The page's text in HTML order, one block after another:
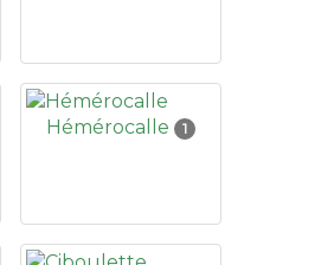
Hémérocalle 1